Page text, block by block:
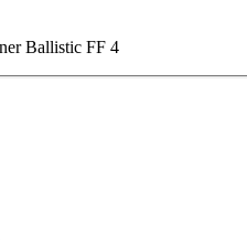
Ballistic FF 4